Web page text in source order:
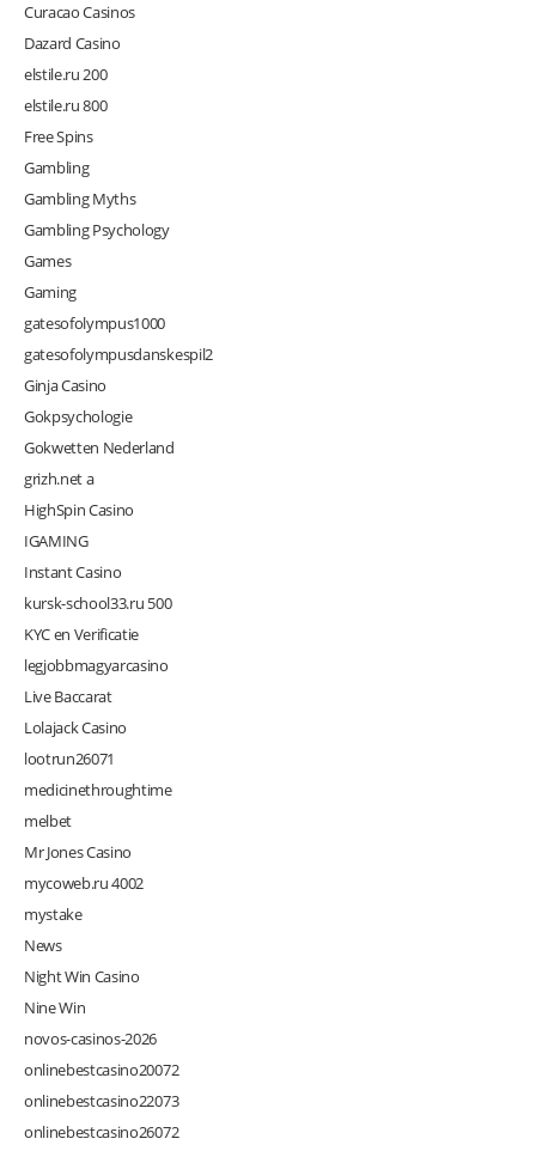
Curacao Casinos
Dazard Casino
elstile.ru 200
elstile.ru 800
Free Spins
Gambling
Gambling Myths
Gambling Psychology
Games
Gaming
gatesofolympus1000
gatesofolympusdanskespil2
Ginja Casino
Gokpsychologie
Gokwetten Nederland
grizh.net a
HighSpin Casino
IGAMING
Instant Casino
kursk-school33.ru 500
KYC en Verificatie
legjobbmagyarcasino
Live Baccarat
Lolajack Casino
lootrun26071
medicinethroughtime
melbet
Mr Jones Casino
mycoweb.ru 4002
mystake
News
Night Win Casino
Nine Win
novos-casinos-2026
onlinebestcasino20072
onlinebestcasino22073
onlinebestcasino26072